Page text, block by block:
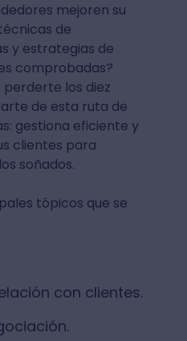
mejoren su
de
y estrategias de
comprobadas?
perderte los diez
de esta ruta de
gestiona eficiente y
clientes para
soñados.
tópicos que se
con clientes.